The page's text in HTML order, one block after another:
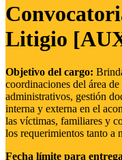
Litigio
Objetivo del cargo:
coordinaciones del área
administrativos, gestión
interna y externa en el
las víctimas, familiares y
los requerimientos tanto a
Fecha límite para